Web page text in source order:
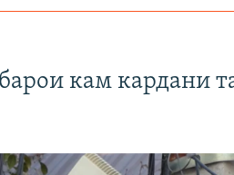
кам кардани